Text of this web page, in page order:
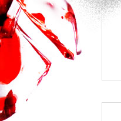
4992 days ago:
http://www.facebook.com/events/